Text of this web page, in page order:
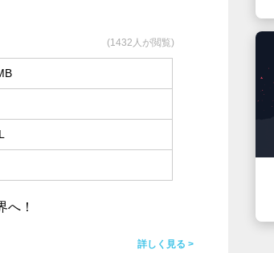
(1432人が閲覧)
へ！
詳しく見る >